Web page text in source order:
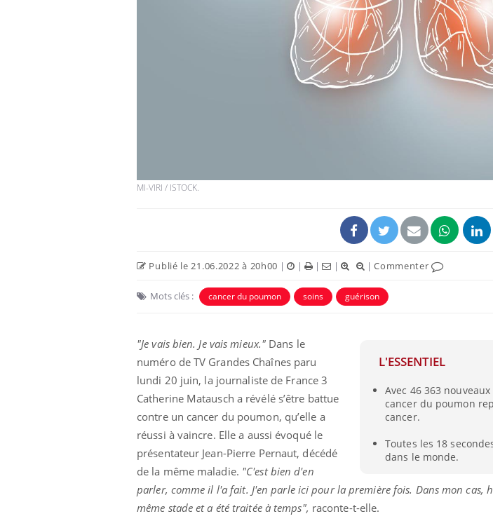
MI-VIRI / ISTOCK.
Publié le 21.06.2022 à 20h00 | | | | |Commenter
Mots clés : cancer du poumon soins guérison
L'ESSENTIEL
Avec 46 363
cancer du poumon
cancer.
Toutes les 18
dans le monde.
"Je vais bien. Je vais mieux." Dans le
numéro de TV Grandes Chaînes paru
lundi 20 juin, la journaliste de France 3
Catherine Matausch a révélé s’être battue
contre un cancer du poumon, qu’elle a
réussi à vaincre. Elle a aussi évoqué le
présentateur Jean-Pierre Pernaut, décédé
de la même maladie. "C'est bien d'en
parler, comme il l'a fait. J'en parle ici pour la première fois. Dans mon cas,
même stade et a été traitée à temps", raconte-t-elle.
Toujours connectés :
comment le travail
empiète de plus en plus
sur nos soirées
Eczéma Chronique des Mains :
expliquer ma maladie Youtube
Il y a des sujets qui sont faciles à aborder...
d'autres non ! D'un côté, poser des
Youtube
Carence en fer : comprendre pour
Youtube
Fatigue, irritabilité, brouillard mental ou
même alopécie… Les symptômes de la
carence en fer sont multiples ce qui la
...